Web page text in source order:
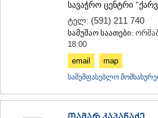
სავაჭრო ცენტრი
ტელ: (591) 211 740
სამუშაო საათები:
18:00
email
map
საშემფასებლო